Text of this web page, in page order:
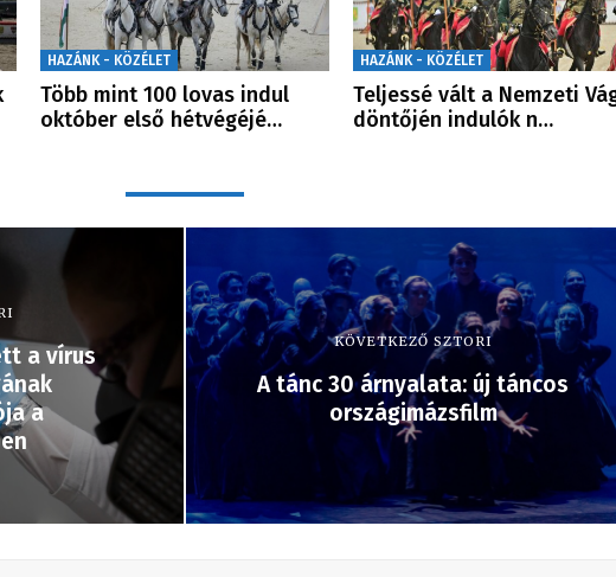
HAZÁNK - KÖZÉLET
Több mint 100 lovas indul
október első hétvégéjé…
HAZÁNK - KÖZÉLET
Teljessé vált a Nemzeti
döntőjén indulók n…
a vírus
a
KÖVETKEZŐ SZTORI
A tánc 30 árnyalata: új táncos
országimázsfilm